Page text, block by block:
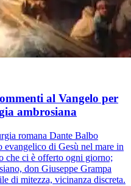
al Vangelo per
ambrosiana
romana Dante Balbo
di Gesù nel mare in
che ci è offerto ogni giorno;
don Giuseppe Grampa
di mitezza, vicinanza discreta.